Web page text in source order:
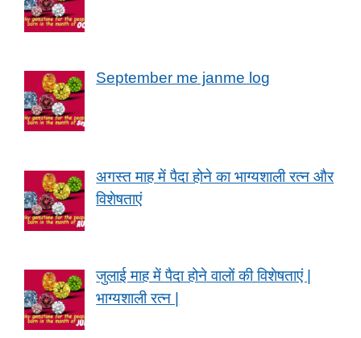
September me janme log
अगस्त माह में पैदा होने का भाग्यशाली रत्न और
विशेषताएं
जुलाई माह में पैदा होने वालों की विशेषताएं |
भाग्यशाली रत्न |